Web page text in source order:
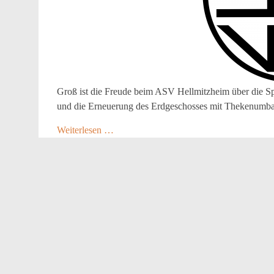
Groß ist die Freude beim ASV Hellmitzheim über die
und die Erneuerung des Erdgeschosses mit
Weiterlesen …